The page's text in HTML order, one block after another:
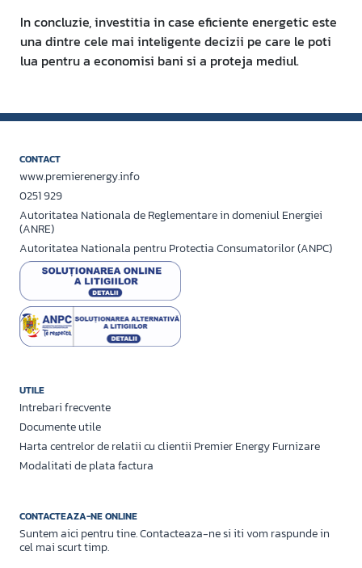
In concluzie, investitia in case eficiente energetic este
una dintre cele mai inteligente decizii pe care le poti
lua pentru a economisi bani si a proteja mediul.
CONTACT
www.premierenergy.info
0251 929
Autoritatea Nationala de Reglementare in domeniul Energiei
(ANRE)
Autoritatea Nationala pentru Protectia Consumatorilor (ANPC)
UTILE
Intrebari frecvente
Documente utile
Harta centrelor de relatii cu clientii Premier Energy Furnizare
Modalitati de plata factura
CONTACTEAZA-NE ONLINE
Suntem aici pentru tine. Contacteaza-ne si iti vom raspunde in
cel mai scurt timp.